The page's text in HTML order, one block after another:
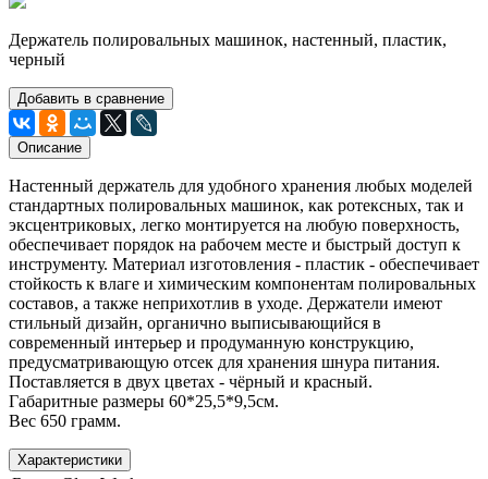
Держатель полировальных машинок, настенный, пластик,
черный
Добавить в сравнение
Описание
Настенный держатель для удобного хранения любых моделей
стандартных полировальных машинок, как ротексных, так и
эксцентриковых, легко монтируется на любую поверхность,
обеспечивает порядок на рабочем месте и быстрый доступ к
инструменту. Материал изготовления - пластик - обеспечивает
стойкость к влаге и химическим компонентам полировальных
составов, а также неприхотлив в уходе. Держатели имеют
стильный дизайн, органично выписывающийся в
современный интерьер и продуманную конструкцию,
предусматривающую отсек для хранения шнура питания.
Поставляется в двух цветах - чёрный и красный.
Габаритные размеры 60*25,5*9,5см.
Вес 650 грамм.
Характеристики